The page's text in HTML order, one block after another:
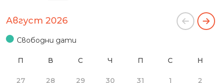
Август 2026
Свободни дати
П В С Ч П С Н
27 28 29 30 31 1 2